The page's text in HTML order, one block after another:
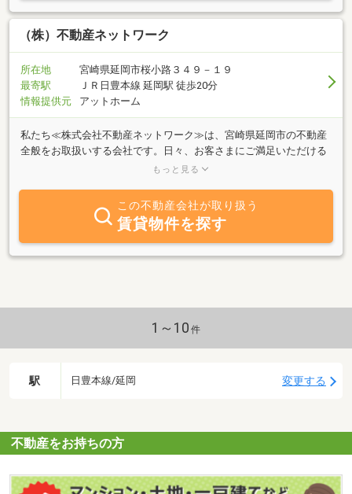
（株）不動産ネットワーク
所在地
宮崎県延岡市桜小路３４９－１９
最寄駅
ＪＲ日豊本線 延岡駅 徒歩20分
情報提供元
アットホーム
私たち≪株式会社不動産ネットワーク≫は、宮崎県延岡市の不動産
全般をお取扱いする会社です。日々、お客さまにご満足いただける
事を第一に、様々なお客さまのご相談にお答えしております。創業
った賃貸物件・売買物件のご提供につとめております。なお、事業
用物件につきましてはホームページ上では御案内しておりませんの
で、ご興味のある方は個別に御相談をいただければご連絡させてい
ただきます。ぜひ一度、お気軽に足をお運びくださいね。
もっと見る
この不動産会社が取り扱う
賃貸物件を探す
1～10 件
駅 日豊本線/延岡 変更する
不動産をお持ちの方